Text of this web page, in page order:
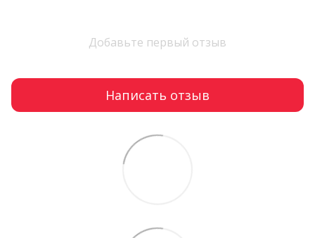
Добавьте первый отзыв
Написать отзыв